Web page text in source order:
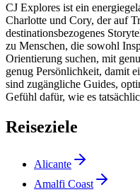
CJ Explores ist ein
Charlotte und Cory, der auf
destinationsbezogenes
zu Menschen, die sowohl
Orientierung suchen, mit
genug Persönlichkeit, damit
sind zugängliche Guides,
Gefühl dafür, wie es
Reiseziele
Alicante
Amalfi Coast